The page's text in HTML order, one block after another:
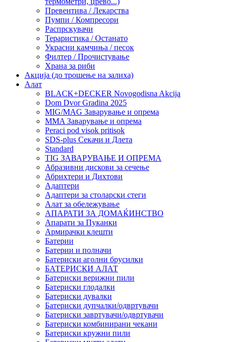
Превентива / Лекарства
Пумпи / Компресори
Распрскувачи
Тераристика / Останато
Украсни камчиња / песок
Филтер / Прочистување
Храна за риби
Акција (до трошење на залиха)
Алат
BLACK+DECKER Novogodisna Akcija
Dom Dvor Gradina 2025
MIG/MAG Заварување и опрема
MMA Заварување и опрема
Peraci pod visok pritisok
SDS-plus Секачи и Длета
Standard
TIG ЗАВАРУВАЊЕ И ОПРЕМА
Абразивни дискови за сечење
Абрихтери и Дихтови
Адаптери
Адаптери за столарски стеги
Алат за обележување
АПАРАТИ ЗА ДОМАЌИНСТВО
Апарати за Пуканки
Армирачки клешти
Батерии
Батерии и полначи
Батериски аголни брусилки
БАТЕРИСКИ АЛАТ
Батериски верижни пили
Батериски глодалки
Батериски дувалки
Батериски дупчалки/одвртувачи
Батериски завртувачи/одвртувачи
Батериски комбинирани чекани
Батериски кружни пили